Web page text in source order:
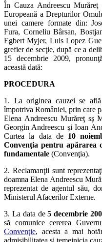
În Cauza Andreescu
Europeană a Drepturilor
unei camere formate din:
Fura, Corneliu Bârsan,
Egbert Myjer, Luis Lopez
grefier de secţie, după ce a
15 decembrie 2009,
această dată:
PROCEDURA
1. La originea cauzei se
împotriva României, prin care
Elena Andreescu Murăreţ sş
Georgin Andreescu şi Ioan
Curtea la data de 10
Convenţia pentru
fundamentale (Convenţia).
2. Reclamanţii sunt
doamna Elena Andreescu
reprezentat de agentul său,
Ministerul Afacerilor Externe.
3. La data de5 decembrie
să comunice cererea
Convenţie, acesta a mai
admisibilitatea şi temeinicia